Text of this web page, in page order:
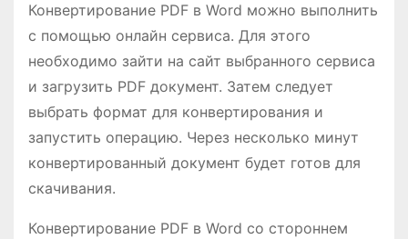
Конвертирование PDF в Word можно выполнить
с помощью онлайн сервиса. Для этого
необходимо зайти на сайт выбранного сервиса
и загрузить PDF документ. Затем следует
выбрать формат для конвертирования и
запустить операцию. Через несколько минут
конвертированный документ будет готов для
скачивания.
Конвертирование PDF в Word со стороннем